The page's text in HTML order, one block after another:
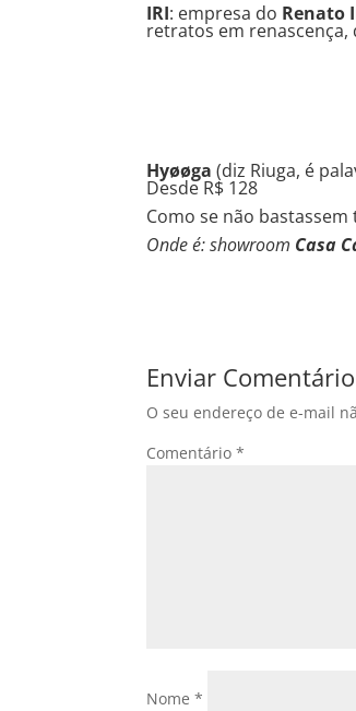
IRI: empresa do Renato
retratos em renascença,
Hyøøga (diz Riuga, é
Desde R$ 128
Como se não
Onde é: showroom Casa
Enviar Comentário
O seu endereço de e-mail
Comentário*
Nome*